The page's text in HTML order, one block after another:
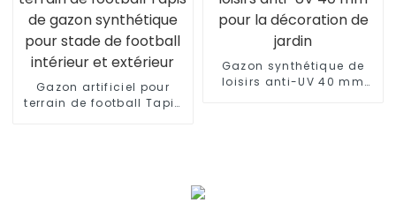
Gazon artificiel pour
terrain de football Tapis
Gazon synthétique de
loisirs anti-UV 40 mm